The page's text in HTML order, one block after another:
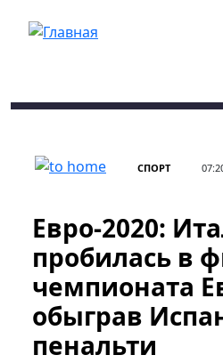
СПОРТ
Евро-2020:
пробилась в
чемпионата
обыграв
пенальти